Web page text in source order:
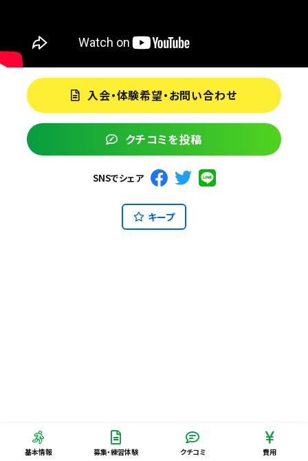
入会・体験希望・お問い合わせ
クチコミを投稿
SNSでシェア
キープ
基本情報 募集・練習体験 クチコミ 費用